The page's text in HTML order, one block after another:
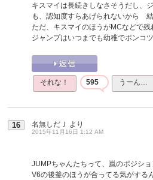
キスマイは長続きしなさそうだし、
も、認知度すらあげられないから
ただ、キスマイのほうがMCなどで残
ジャンプはいつまでも幼稚でポンコ
それな！ 595 うーん…
16 名無しだＪ より
2015年11月16日 1:12 AM
JUMPちゃんたちって、嵐のポジシ
V6の後釜のほうが合ってる気がする